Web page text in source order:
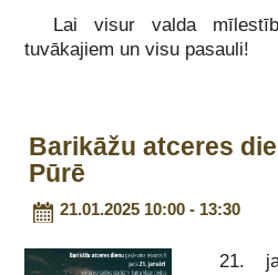
Lai visur valda
tuvākajiem un visu pasauli!
Barikāžu atceres
Pūrē
21.01.2025 10:00 - 13:30
21.